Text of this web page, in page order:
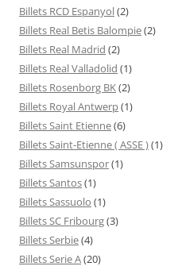
Billets RCD Espanyol(2)
Billets Real Betis Balompie(2)
Billets Real Madrid (2)
Billets Real Valladolid (1)
Billets Rosenborg BK(2)
Billets Royal Antwerp(1)
Billets Saint Etienne(6)
Billets Saint-Etienne ( ASSE )(1)
Billets Samsunspor(1)
Billets Santos(1)
Billets Sassuolo (1)
Billets SC Fribourg(3)
Billets Serbie(4)
Billets Serie A(20)